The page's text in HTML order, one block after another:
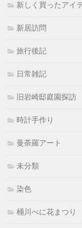
新しく買ったアイ
新居訪問
旅行後記
日常雑記
旧岩崎邸庭園探訪
時計手作り
曼荼羅アート
未分類
染色
桶川べに花まつり